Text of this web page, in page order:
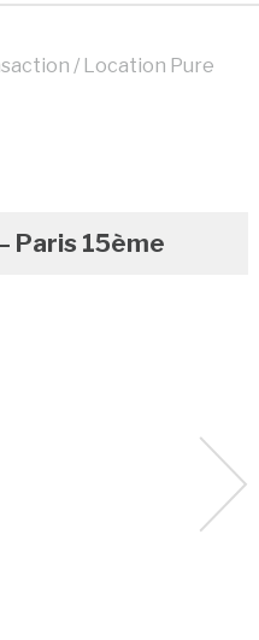
/ Location Pure
Paris 15ème